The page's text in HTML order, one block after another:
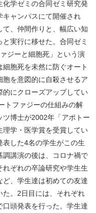
学ゼミの合同ゼミ研究発
ャンパスにて開催され
、仲間作りと、幅広い知
実行に移せた。合同ゼミ
ジーと細胞死」という演
胞死を未然に防ぐオート
を意図的に自殺させるア
的にクローズアップしてい
トファジーの仕組みの解
博士が2002年「アポトー
理学・医学賞を受賞してい
した4名の学生がこの生
講演の後は、コロナ禍で
ぞれの卒論研究や学生生
、学生達は初めての友達
た。2日目には、それぞれ
頭発表を行った。学生達